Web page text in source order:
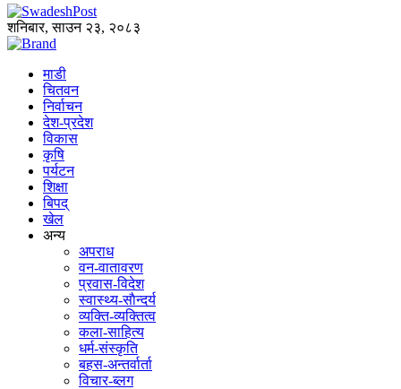
शनिबार, साउन २३, २०८३
माडी
चितवन
निर्वाचन
देश-प्रदेश
विकास
कृषि
पर्यटन
शिक्षा
बिपद्
खेल
अन्य
अपराध
वन-वातावरण
प्रवास-विदेश
स्वास्थ्य-साैन्दर्य
व्यक्ति-व्यक्तित्व
कला-साहित्य
धर्म-संस्कृति
बहस-अन्तर्वार्ता
विचार-ब्लग